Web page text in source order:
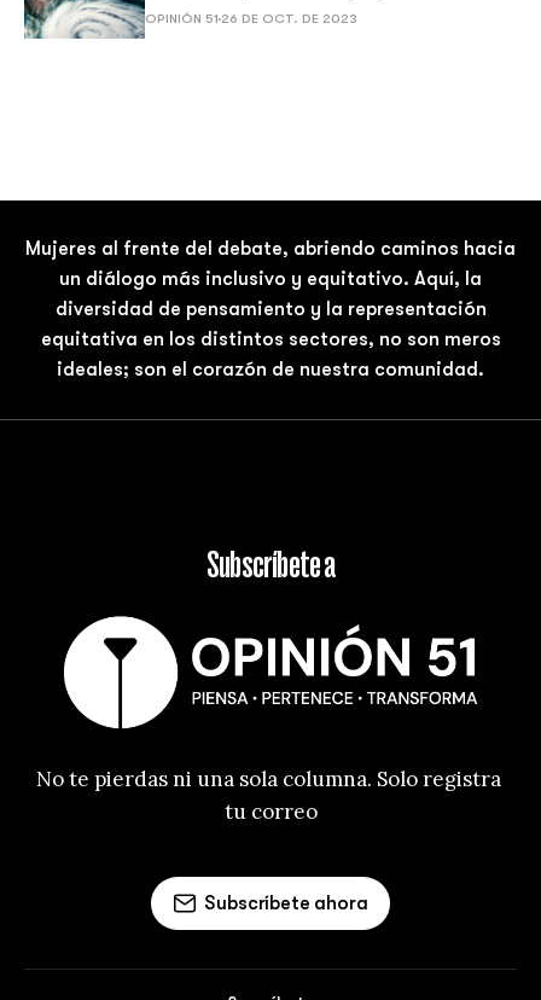
OPINIÓN 51 26 DE OCT. DE 2023
Mujeres al frente del debate, abriendo caminos hacia
un diálogo más inclusivo y equitativo. Aquí, la
diversidad de pensamiento y la representación
equitativa en los distintos sectores, no son meros
ideales; son el corazón de nuestra comunidad.
Subscríbete a
No te pierdas ni una sola columna. Solo registra
tu correo
Subscríbete ahora